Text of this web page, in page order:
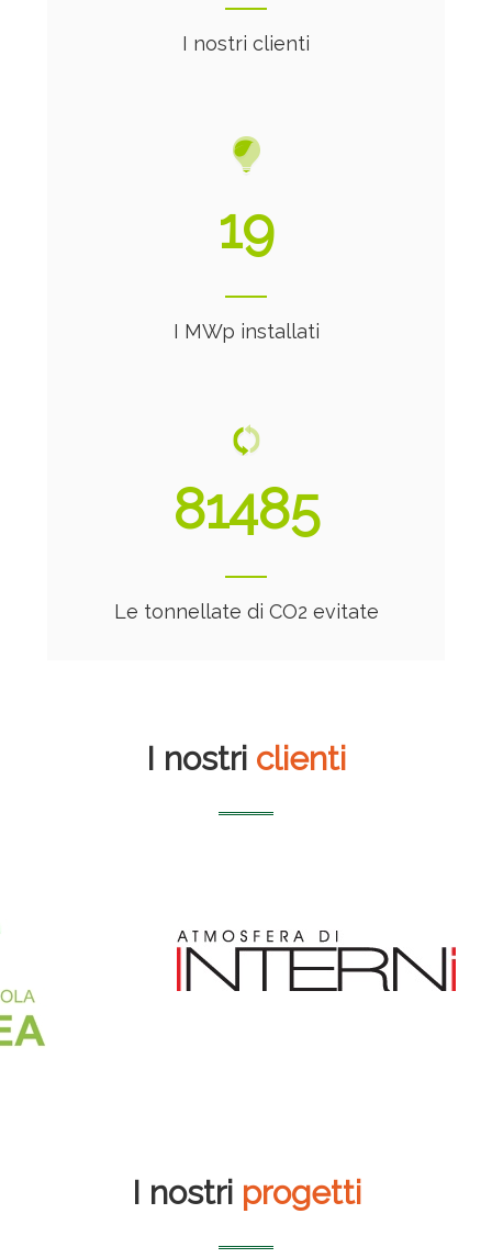
I nostri clienti
21
I MWp installati
88133
Le tonnellate di CO2 evitate
I nostri clienti
I nostri progetti